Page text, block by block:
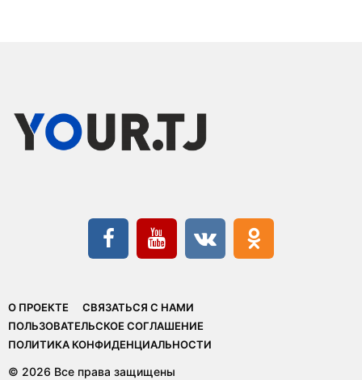
О ПРОЕКТЕ
СВЯЗАТЬСЯ С НАМИ
ПОЛЬЗОВАТЕЛЬСКОЕ СОГЛАШЕНИЕ
ПОЛИТИКА КОНФИДЕНЦИАЛЬНОСТИ
© 2026 Все права защищены